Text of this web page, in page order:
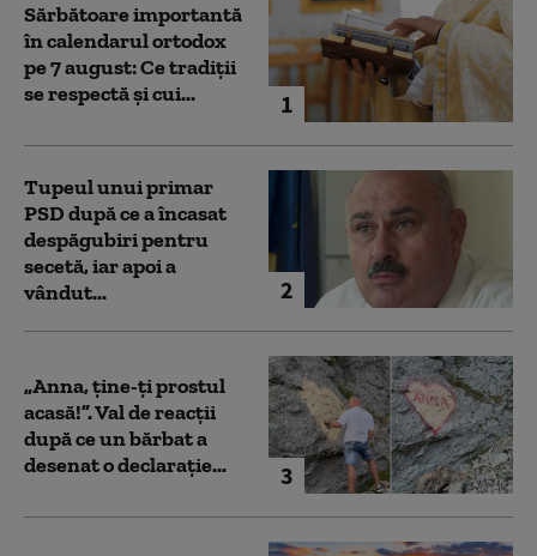
1
Sărbătoare importantă
în calendarul ortodox
pe 7 august: Ce tradiții
se respectă și cui...
2
Tupeul unui primar
PSD după ce a încasat
despăgubiri pentru
secetă, iar apoi a
vândut...
3
„Anna, ţine-ţi prostul
acasă!”. Val de reacții
după ce un bărbat a
desenat o declarație...